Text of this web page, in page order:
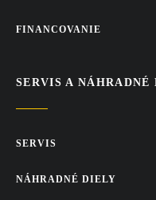
FINANCOVANIE
SERVIS A NÁHRADNÉ
SERVIS
NÁHRADNÉ DIELY